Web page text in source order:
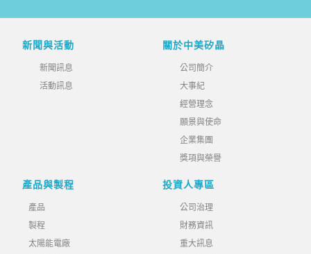
新聞與活動
新聞訊息
活動訊息
關於中美矽晶
公司簡介
大事紀
經營理念
願景與使命
企業集團
獎項與榮譽
產品與製程
產品
製程
太陽能電廠
投資人專區
公司治理
財務資訊
重大訊息